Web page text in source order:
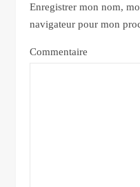
Enregistrer mon nom,
navigateur pour mon
Commentaire